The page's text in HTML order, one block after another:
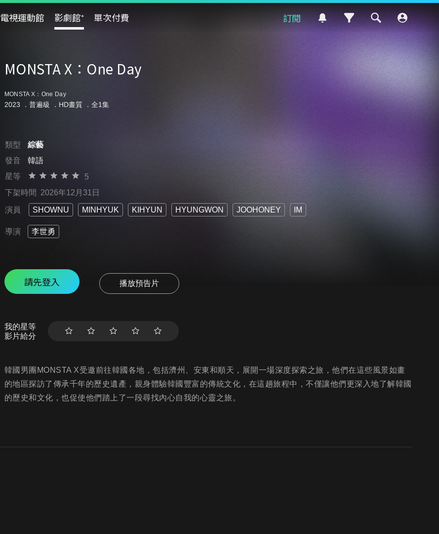
電視運動館 影劇館⁺ 單次付費 訂閱
MONSTA X：One Day
MONSTA X：One Day
2023 ． 普遍級 ．HD畫質 ．全1集
類型
綜藝
發音
韓語
星等
5
下架時間 2026年12月31日
演員 SHOWNU MINHYUK KIHYUN HYUNGWON JOOHONEY IM
導演 李世勇
請先登入 播放預告片
我的星等
影片給分
韓國男團MONSTA X受邀前往韓國各地，包括濟州、安東和順天，展開一場深度探索之旅，他們在這些風景如畫
的地區探訪了傳承千年的歷史遺產，親身體驗韓國豐富的傳統文化，在這趟旅程中，不僅讓他們更深入地了解韓國
的歷史和文化，也促使他們踏上了一段尋找內心自我的心靈之旅。